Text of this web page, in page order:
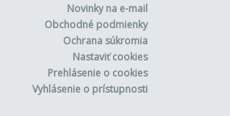
Novinky na e-mail
Obchodné podmienky
Ochrana súkromia
Nastaviť cookies
Prehlásenie o cookies
Vyhlásenie o prístupnosti